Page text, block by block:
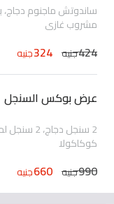
ساندوتش ماجنوم
مشروب غازى
424جنيه 324جنيه
عرض بوكس السنجل
2 سنجل
كوكاكولا
990جنيه 660جنيه